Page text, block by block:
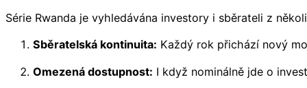
Série Rwanda je vyhledávána investory i sběrateli z
Sběratelská kontinuita: Každý rok přichází nový
Omezená dostupnost: I když nominálně jde o